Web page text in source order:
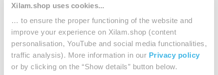
Xilam.shop uses cookies...
… to ensure the proper functioning of the website and
improve your experience on Xilam.shop (content
personalisation, YouTube and social media functionalities,
traffic analysis). More information in our Privacy policy
or by clicking on the “Show details” button below.
Conseils d'entretien :
Repasser à l'envers
Laver à l'envers à basse température